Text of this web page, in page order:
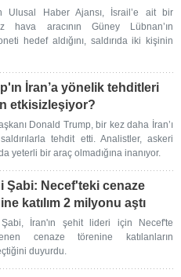
Ulusal Haber Ajansı, İsrail’e ait bir
hava aracının Güney Lübnan’ın
hedef aldığını, saldırıda iki kişinin
İran’a yönelik tehditleri
etkisizleşiyor?
Donald Trump, bir kez daha İran’ı
tehdit etti. Analistler, askeri
yeterli bir araç olmadığına inanıyor.
Şabi: Necef'teki cenaze
katılım 2 milyonu aştı
İran'ın şehit lideri için Necef'te
cenaze törenine katılanların
duyurdu.